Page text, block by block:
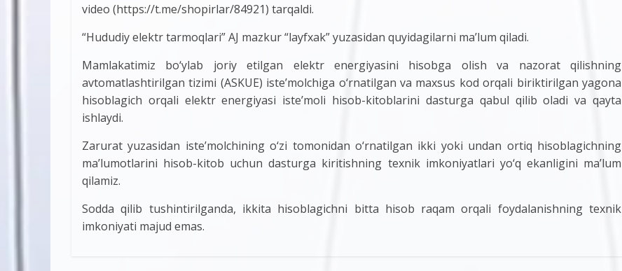
video (https://t.me/shopirlar/84921) tarqaldi.
“Hududiy elektr tarmoqlari” AJ mazkur “layfxak” yuzasidan quyidagilarni ma’lum qiladi.
Mamlakatimiz bо‘ylab joriy etilgan elektr energiyasini hisobga olish va nazorat qilishning
avtomatlashtirilgan tizimi (ASKUE) iste’molchiga о‘rnatilgan va maxsus kod orqali biriktirilgan yagona
hisoblagich orqali elektr energiyasi iste’moli hisob-kitoblarini dasturga qabul qilib oladi va qayta
ishlaydi.
Zarurat yuzasidan iste’molchining о‘zi tomonidan о‘rnatilgan ikki yoki undan ortiq hisoblagichning
ma’lumotlarini hisob-kitob uchun dasturga kiritishning texnik imkoniyatlari yо‘q ekanligini ma’lum
qilamiz.
Sodda qilib tushintirilganda, ikkita hisoblagichni bitta hisob raqam orqali foydalanishning texnik
imkoniyati majud emas.